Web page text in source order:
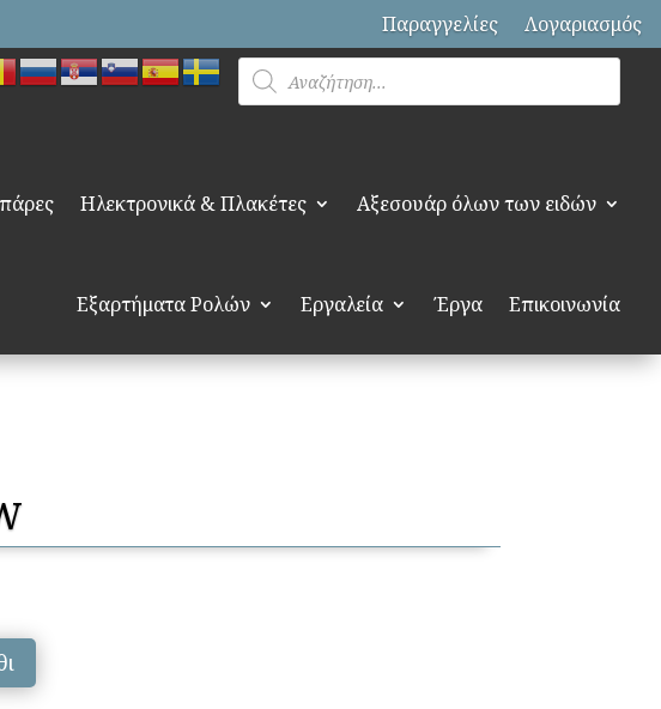
Παραγγελίες
Λογαριασμός
Products
search
Ηλεκτρονικά & Πλακέτες Αξεσουάρ όλων των ειδών
Εξαρτήματα Ρολών Εργαλεία Έργα Επικοινωνία